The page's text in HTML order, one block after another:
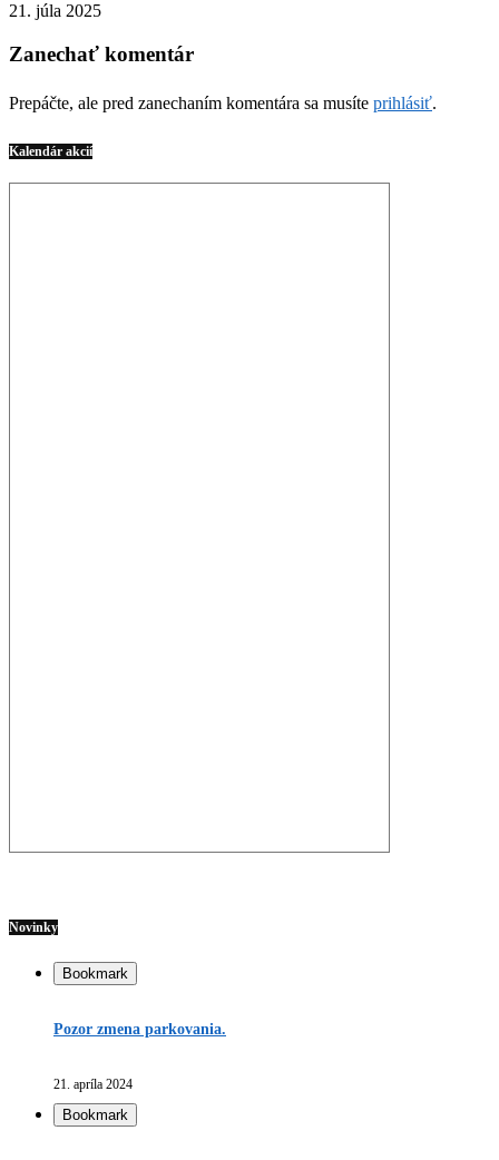
21. júla 2025
Zanechať komentár
Prepáčte, ale pred zanechaním komentára sa musíte prihlásiť.
Kalendár akcií
Novinky
Bookmark
Pozor zmena parkovania.
21. apríla 2024
Bookmark